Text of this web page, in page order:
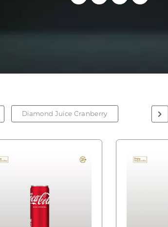
Diamond Juice Cranberry